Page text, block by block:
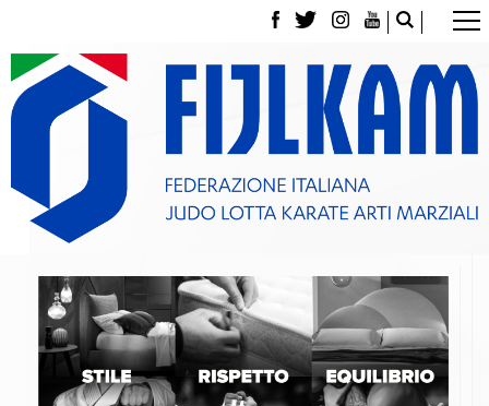
La Federazione
Tesseramento
Contatti
Norme e modulistica Affiliazioni e Tesseramenti
Classifica Società Sportive con più di 100 atleti
tesserati
Gare e Risultati
Archivio eventi
Dove siamo
Media
Partners
Trasparenza